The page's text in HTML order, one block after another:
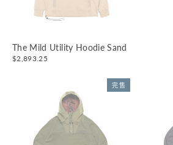
The Mild Utility Hoodie Sand
$2,893.25
完售